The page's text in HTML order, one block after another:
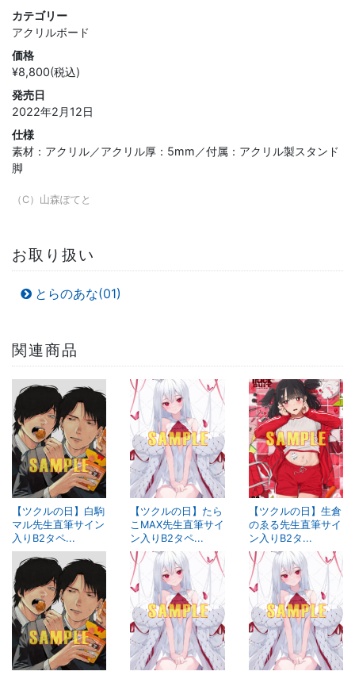
カテゴリー
アクリルボード
価格
¥8,800(税込)
発売日
2022年2月12日
仕様
素材：アクリル／アクリル厚：5mm／付属：アクリル製スタンド
脚
（C）山森ぽてと
お取り扱い
とらのあな(01)
関連商品
【ツクルの日】白駒
マル先生直筆サイン
入りB2タペ...
【ツクルの日】たら
こMAX先生直筆サイ
ン入りB2タペ...
【ツクルの日】生倉
のゑる先生直筆サイ
ン入りB2タ...